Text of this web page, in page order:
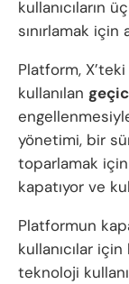
kullanıcıların
sınırlamak için
Platform,
kullanılan
yönetimi, bir
toparlamak
kapatıyor ve
Platformun
kullanıcılar
teknoloji